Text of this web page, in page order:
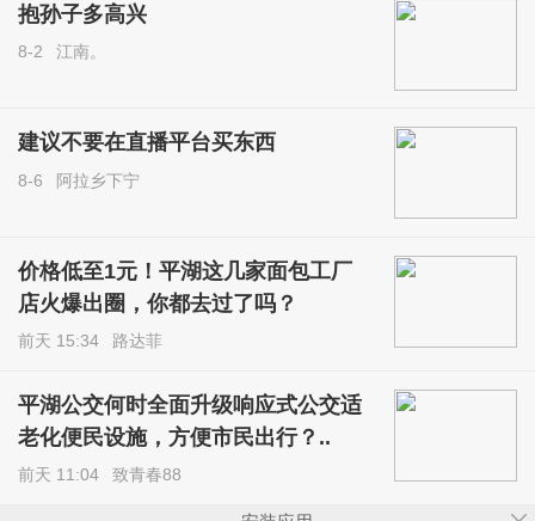
抱孙子多高兴
8-2 江南。
建议不要在直播平台买东西
8-6 阿拉乡下宁
价格低至1元！平湖这几家面包工厂
店火爆出圈，你都去过了吗？
前天 15:34 路达菲
平湖公交何时全面升级响应式公交适
老化便民设施，方便市民出行？..
前天 11:04 致青春88